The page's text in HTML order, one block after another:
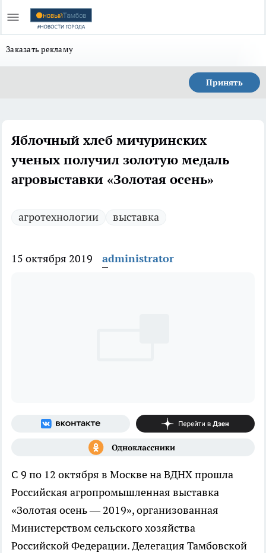
Заказать рекламу
Принять
Яблочный хлеб мичуринских
ученых получил золотую медаль
агровыставки «Золотая осень»
агротехнологии выставка
15 октября 2019 administrator
С 9 по 12 октября в Москве на ВДНХ прошла
Российская агропромышленная выставка
«Золотая осень — 2019», организованная
Министерством сельского хозяйства
Российской Федерации. Делегация Тамбовской